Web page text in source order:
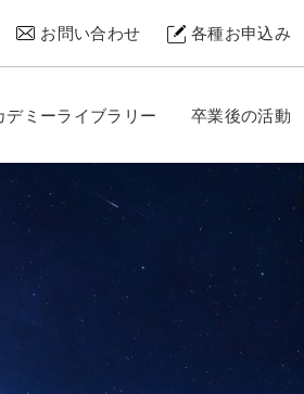
お問い合わせ 各種お申込み
デミーライブラリー 卒業後の活動